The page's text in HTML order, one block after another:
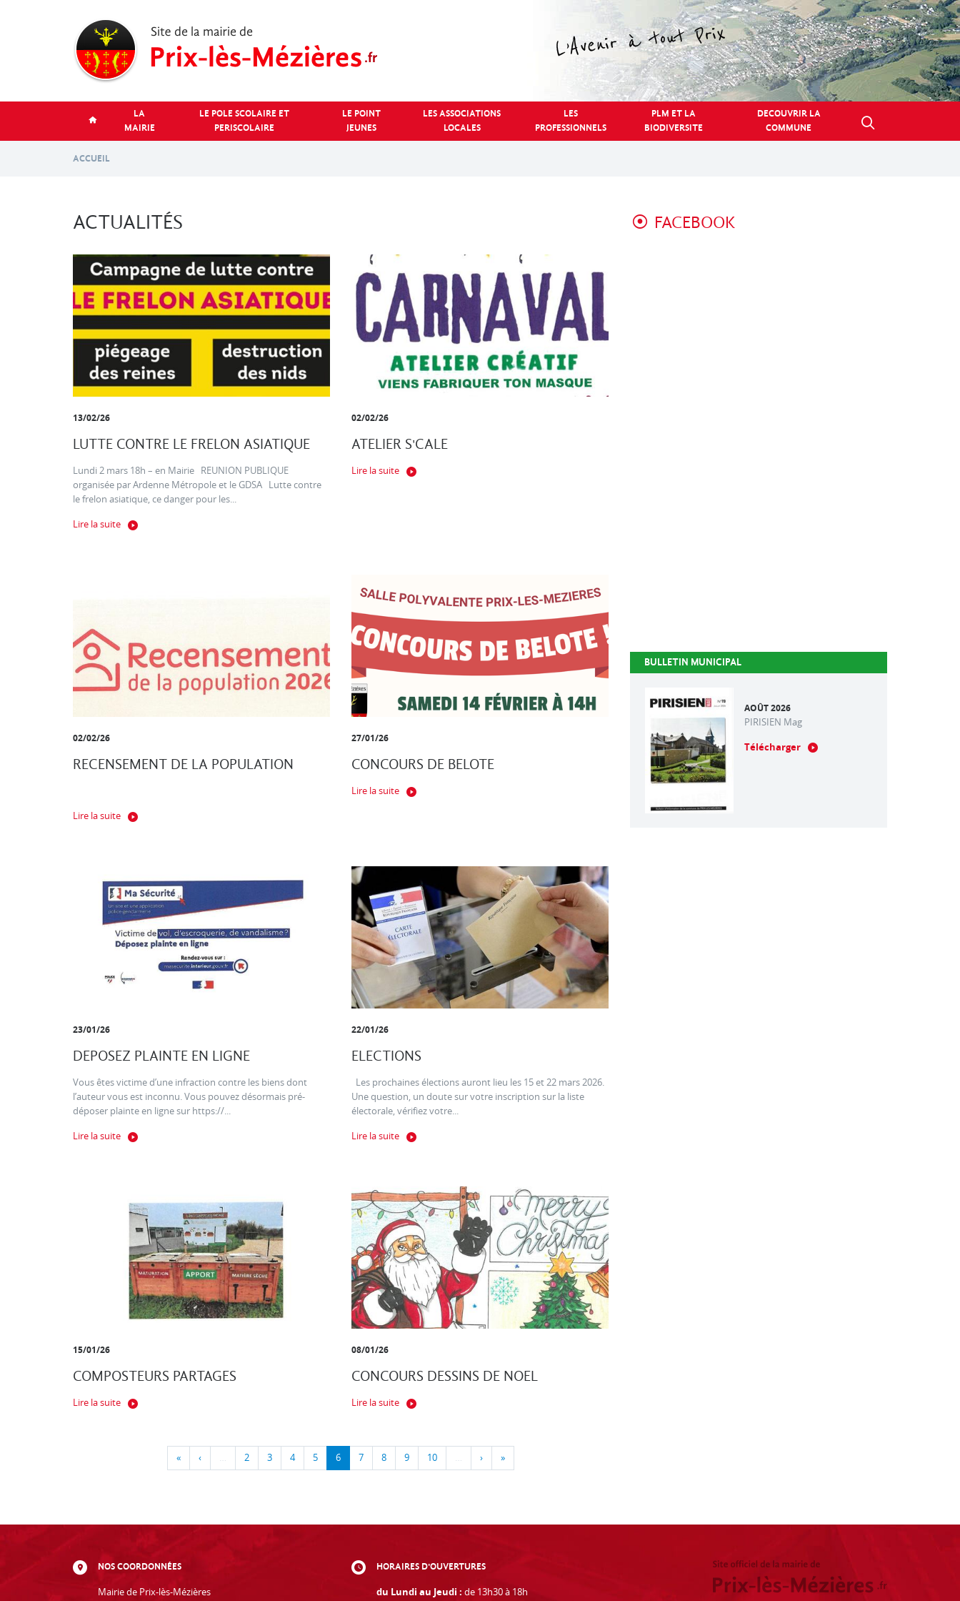
LA
MAIRIE
LE POLE SCOLAIRE ET
PERISCOLAIRE
LE POINT
JEUNES
LES ASSOCIATIONS
LOCALES
LES
PROFESSIONNELS
PLM ET LA
BIODIVERSITE
DECOUVRIR LA
COMMUNE
ACCUEIL
ACTUALITÉS
13/02/26
LUTTE CONTRE LE FRELON ASIATIQUE
Lundi 2 mars 18h – en Mairie REUNION PUBLIQUE
organisée par Ardenne Métropole et le GDSA Lutte contre
le frelon asiatique, ce danger pour les...
Lire la suite
02/02/26
ATELIER S'CALE
Lire la suite
02/02/26
RECENSEMENT DE LA POPULATION
Lire la suite
27/01/26
CONCOURS DE BELOTE
Lire la suite
23/01/26
DEPOSEZ PLAINTE EN LIGNE
Vous êtes victime d’une infraction contre les biens dont
l’auteur vous est inconnu. Vous pouvez désormais pré-
déposer plainte en ligne sur https://...
Lire la suite
22/01/26
ELECTIONS
Les prochaines élections auront lieu les 15 et 22 mars 2026.
Une question, un doute sur votre inscription sur la liste
électorale, vérifiez votre...
Lire la suite
15/01/26
COMPOSTEURS PARTAGES
Lire la suite
08/01/26
CONCOURS DESSINS DE NOEL
Lire la suite
« ‹ … 2 3 4 5 6 7 8 9 10 … › »
FACEBOOK
BULLETIN MUNICIPAL
AOÛT 2026
PIRISIEN Mag
Télécharger
NOS COORDONNÉES
Mairie de Prix-lès-Mézières
HORAIRES D'OUVERTURES
du Lundi au Jeudi : de 13h30 à 18h